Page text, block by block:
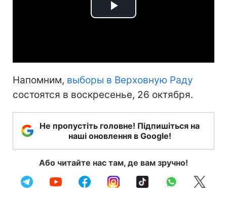
Play
Напомним, выборы в Верховную Раду
состоятся в воскресенье, 26 октября.
Не пропустіть головне! Підпишіться на
наші оновлення в Google!
Або читайте нас там, де вам зручно!